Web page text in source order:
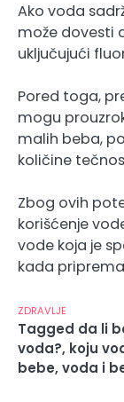
Ako voda
može dovesti
uključujući
Pored toga,
mogu
malih beba,
količine
Zbog ovih
korišćenje
vode koja je
kada
ZDRAVLJE
Tagged da li
voda?, koju
bebe, voda i